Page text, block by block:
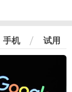
手机 试用